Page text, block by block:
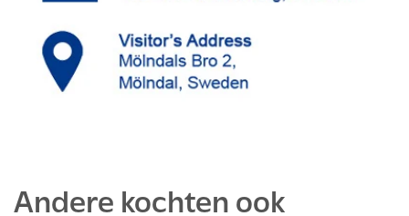
Andere kochten ook